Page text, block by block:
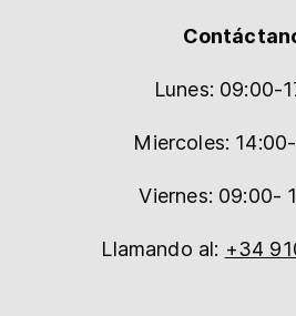
Lunes: 09:00-
Miercoles:
Viernes: 09:00-
Llamando al: +34